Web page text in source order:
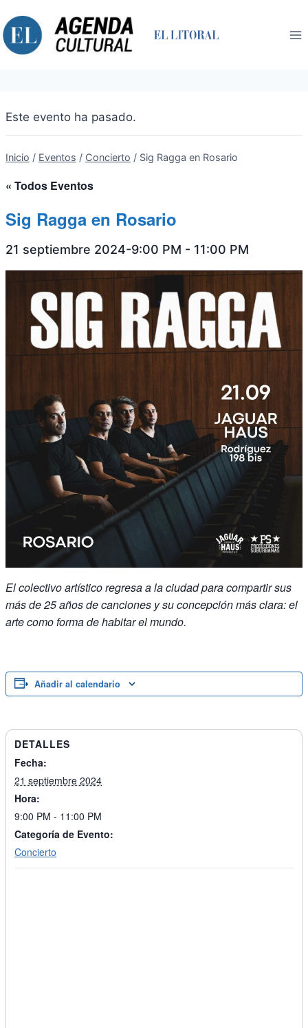
al
contenido
Este evento ha pasado.
Inicio / Eventos / Concierto / Sig Ragga en Rosario
« Todos Eventos
Sig Ragga en Rosario
21 septiembre 2024-9:00 PM - 11:00 PM
El colectivo artístico regresa a la ciudad para compartir sus
más de 25 años de canciones y su concepción más clara: el
arte como forma de habitar el mundo.
Añadir al calendario
DETALLES
Fecha:
21 septiembre 2024
Hora:
9:00 PM - 11:00 PM
Categoría de Evento:
Concierto